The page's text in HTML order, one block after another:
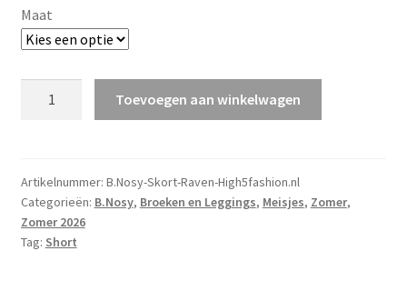
Maat
maat
98
aantal
Toevoegen aan winkelwagen
Artikelnummer: B.Nosy-Skort-Raven-High5fashion.nl
Categorieën: B.Nosy, Broeken en Leggings, Meisjes, Zomer,
Zomer 2026
Tag: Short